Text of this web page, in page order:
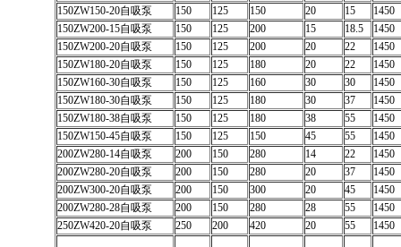
150ZW150-20自吸泵
150 125 150 20 15
1450
150ZW200-15自吸泵
150 125 200 15 18.5
1450
150ZW200-20自吸泵
150 125 200 20 22
1450
150ZW180-20自吸泵
150 125 180 20 22
1450
150ZW160-30自吸泵
150 125 160 30 30
1450
150ZW180-30自吸泵
150 125 180 30 37
1450
150ZW180-38自吸泵
150 125 180 38 55
1450
150ZW150-45自吸泵
150 125 150 45 55
1450
200ZW280-14自吸泵
200 150 280 14 22
1450
200ZW280-20自吸泵
200 150 280 20 37
1450
200ZW300-20自吸泵
200 150 300 20 45
1450
200ZW280-28自吸泵
200 150 280 28 55
1450
250ZW420-20自吸泵
250 200 420 20 55 1450